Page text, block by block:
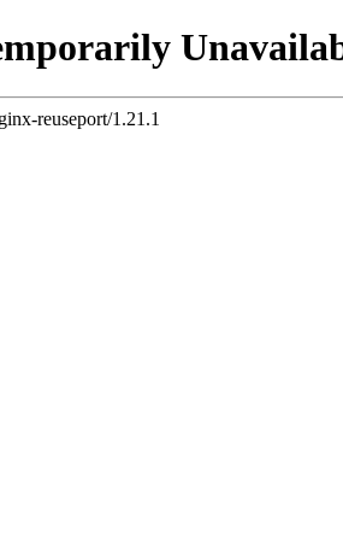
reuseport/1.21.1